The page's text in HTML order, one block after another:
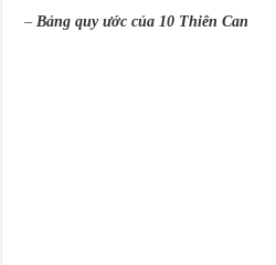
–Bảng quy ước của 10 Thiên Can